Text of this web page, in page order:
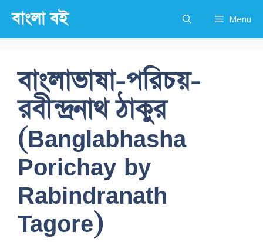
content
বাংলা বই Menu
বাংলাভাষা-পরিচয়-
রবীন্দ্রনাথ ঠাকুর
(Banglabhasha
Porichay by
Rabindranath
Tagore)